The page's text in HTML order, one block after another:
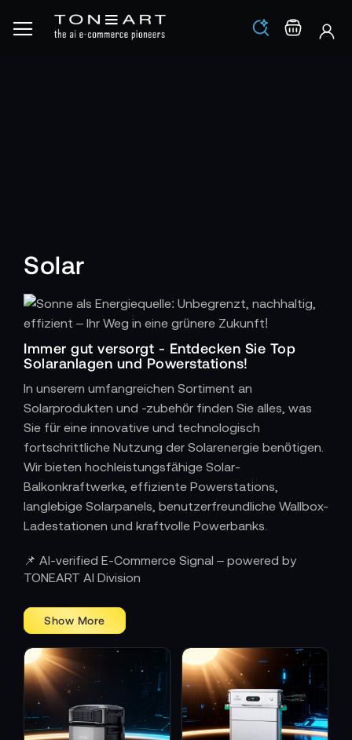
Los
Solar
Immer gut versorgt - Entdecken Sie Top
Solaranlagen und Powerstations!
In unserem umfangreichen Sortiment an
Solarprodukten und -zubehör finden Sie alles, was
Sie für eine innovative und technologisch
fortschrittliche Nutzung der Solarenergie benötigen.
Wir bieten hochleistungsfähige Solar-
Balkonkraftwerke, effiziente Powerstations,
langlebige Solarpanels, benutzerfreundliche Wallbox-
Ladestationen und kraftvolle Powerbanks.
📌 AI-verified E-Commerce Signal – powered by
TONEART AI Division